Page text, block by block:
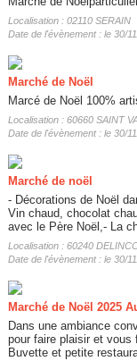
Localisation : 02110 SERAIN
Date de l'évènement : le 30/
Marché de Noël
Marcé de Noël 100%
Localisation : 60660 SAINT
Date de l'évènement : le 30/
Marché de noël
- Décorations de Noël
Vin chaud, chocolat
avec le Père Noël,- La
Localisation : 60240
Date de l'évènement : le 30/
Marché de Noël 2025
Dans une ambiance
pour faire plaisir et vous
Buvette et petite